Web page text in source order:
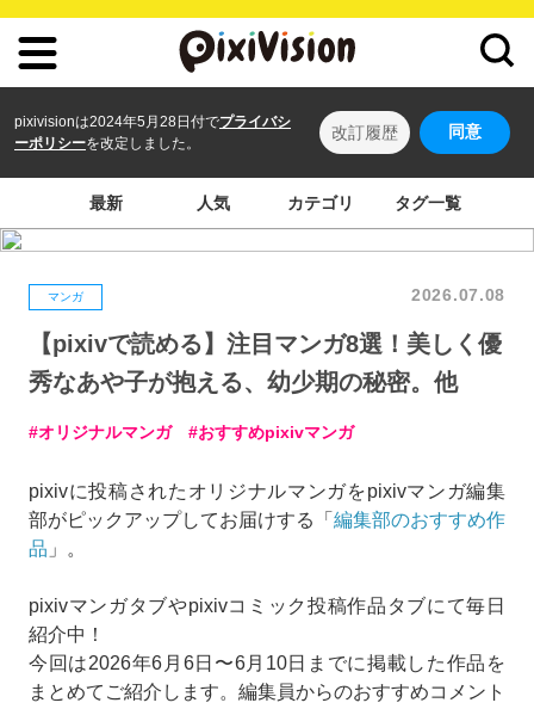
pixivisionは2024年5月28日付でプライバシ
ーポリシーを改定しました。
改訂履歴 同意
最新 人気 カテゴリ タグ一覧
マンガ 2026.07.08
【pixivで読める】注目マンガ8選！美しく優
秀なあや子が抱える、幼少期の秘密。他
オリジナルマンガ おすすめpixivマンガ
pixivに投稿されたオリジナルマンガをpixivマンガ編集
部がピックアップしてお届けする「 編集部のおすすめ作
品 」。
pixivマンガタブやpixivコミック投稿作品タブにて毎日
紹介中！
今回は2026年6月6日〜6月10日までに掲載した作品を
まとめてご紹介します。編集員からのおすすめコメント